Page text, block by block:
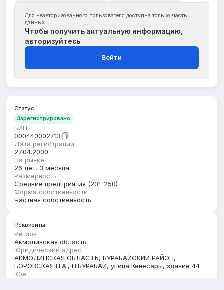
Для неавторизованного пользователя доступна только часть
данных
Чтобы получить актуальную информацию,
авторизуйтесь
Войти
Статус
Зарегистрировано
БИН
000440002713
Дата регистрации
27.04.2000
На рынке
26 лет, 3 месяца
Размерность
Средние предприятия (201-250)
Форма собственности
Частная собственность
Реквизиты
Регион
Акмолинская область
Юридический адрес
АКМОЛИНСКАЯ ОБЛАСТЬ, БУРАБАЙСКИЙ РАЙОН,
БОРОВСКАЯ П.А., П.БУРАБАЙ, улица Кенесары, здание 44
Кбе